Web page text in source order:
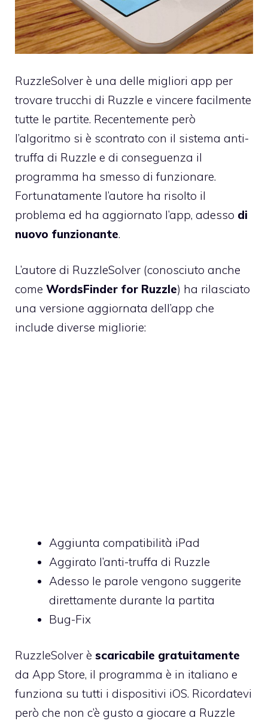
RuzzleSolver è una delle migliori app per
trovare trucchi di Ruzzle e vincere facilmente
tutte le partite. Recentemente però
l’algoritmo si è scontrato con il sistema anti-
truffa di Ruzzle e di conseguenza il
programma ha smesso di funzionare.
Fortunatamente l’autore ha risolto il
problema ed ha aggiornato l’app, adesso di
nuovo funzionante.
L’autore di RuzzleSolver (conosciuto anche
come WordsFinder for Ruzzle) ha rilasciato
una versione aggiornata dell’app che
include diverse migliorie:
Aggiunta compatibilità iPad
Aggirato l’anti-truffa di Ruzzle
Adesso le parole vengono suggerite
direttamente durante la partita
Bug-Fix
RuzzleSolver è scaricabile gratuitamente
da App Store, il programma è in italiano e
funziona su tutti i dispositivi iOS. Ricordatevi
però che non c’è gusto a giocare a Ruzzle